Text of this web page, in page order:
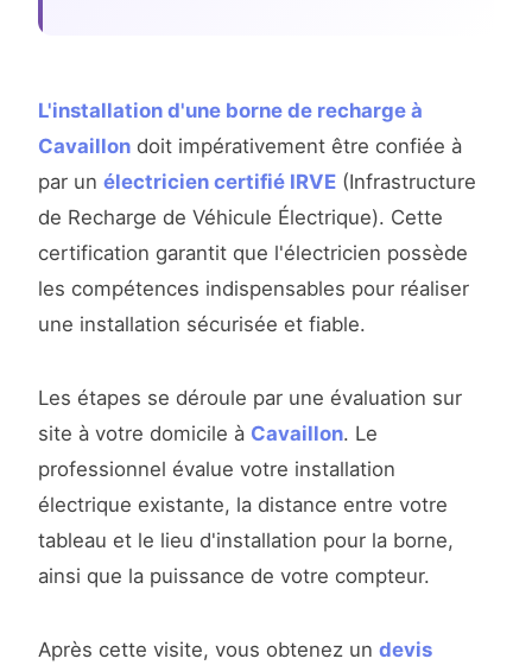
L'installation d'une borne de recharge à
Cavaillon doit impérativement être confiée à
par un électricien certifié IRVE (Infrastructure
de Recharge de Véhicule Électrique). Cette
certification garantit que l'électricien possède
les compétences indispensables pour réaliser
une installation sécurisée et fiable.
Les étapes se déroule par une évaluation sur
site à votre domicile à Cavaillon. Le
professionnel évalue votre installation
électrique existante, la distance entre votre
tableau et le lieu d'installation pour la borne,
ainsi que la puissance de votre compteur.
Après cette visite, vous obtenez un devis